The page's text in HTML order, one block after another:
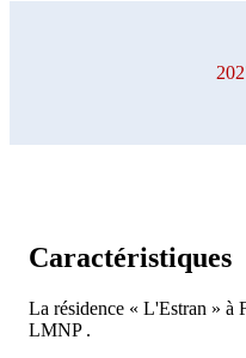
Caractéristiques
La résidence « L'Estran » à
LMNP .